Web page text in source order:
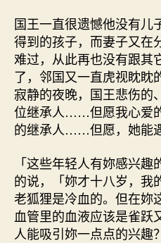
国王一直很遗憾他没有儿
得到的孩子，而妻子又在
难过，从此再也没有跟其
了，邻国又一直虎视眈眈
寂静的夜晚，国王悲伤的
位继承人……但愿我心爱
的继承人……但愿，她能
「这些年轻人有妳感兴
的说，「妳才十八岁，我
老狐狸是冷血的。但在妳
血管里的血液应该是雀跃
人能吸引妳一点点的兴趣